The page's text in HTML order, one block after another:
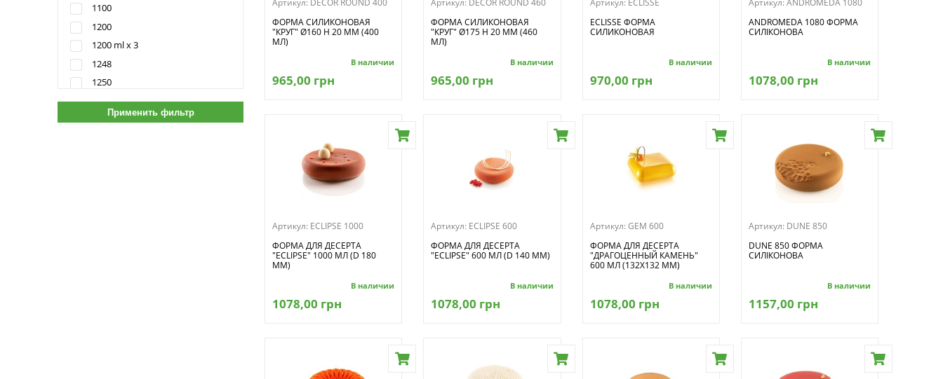
260
280
75
1100
1200
1200 ml x 3
1248
1250
1300
1350
Артикул: DECOR ROUND 400
ФОРМА СИЛИКОНОВАЯ
"КРУГ" Ø160 H 20 ММ (400
МЛ)
В наличии
965,00 грн
Артикул: DECOR ROUND 460
ФОРМА СИЛИКОНОВАЯ
"КРУГ" Ø175 H 20 ММ (460
МЛ)
В наличии
965,00 грн
Артикул: ECLISSE
ECLISSE ФОРМА
СИЛИКОНОВАЯ
В наличии
970,00 грн
Артикул: ANDROMEDA 1080
ANDROMEDA 1080 ФОРМА
СИЛІКОНОВА
В наличии
1078,00 грн
Артикул: ECLIPSE 1000
ФОРМА ДЛЯ ДЕСЕРТА
"ECLIPSE" 1000 МЛ (D 180
ММ)
В наличии
1078,00 грн
Артикул: ECLIPSE 600
ФОРМА ДЛЯ ДЕСЕРТА
"ECLIPSE" 600 МЛ (D 140 ММ)
В наличии
1078,00 грн
Артикул: GEM 600
ФОРМА ДЛЯ ДЕСЕРТА
"ДРАГОЦЕННЫЙ КАМЕНЬ"
600 МЛ (132Х132 ММ)
В наличии
1078,00 грн
Артикул: DUNE 850
DUNE 850 ФОРМА
СИЛІКОНОВА
В наличии
1157,00 грн